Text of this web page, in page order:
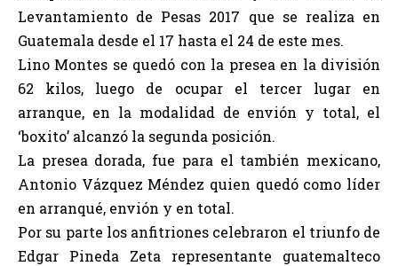
Levantamiento de Pesas 2017 que se realiza en
Guatemala desde el 17 hasta el 24 de este mes.
Lino Montes se quedó con la presea en la división
62 kilos, luego de ocupar el tercer lugar en
arranque, en la modalidad de envión y total, el
‘boxito’ alcanzó la segunda posición.
La presea dorada, fue para el también mexicano,
Antonio Vázquez Méndez quien quedó como líder
en arranqué, envión y en total.
Por su parte los anfitriones celebraron el triunfo de
Edgar Pineda Zeta representante guatemalteco